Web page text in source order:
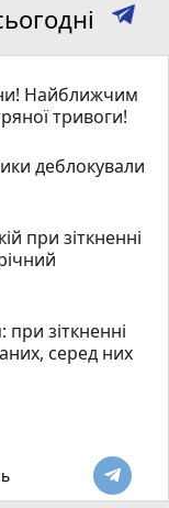
Найближчим
тривоги!
деблокували
при зіткненні
зіткненні
серед них